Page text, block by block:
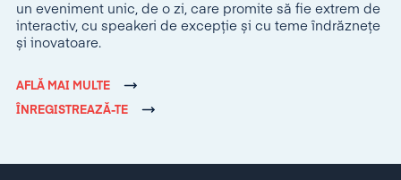
un eveniment unic, de o zi, care promite să fie extrem de
interactiv, cu speakeri de excepție și cu teme îndrăznețe
și inovatoare.
AFLĂ MAI MULTE
ÎNREGISTREAZĂ-TE